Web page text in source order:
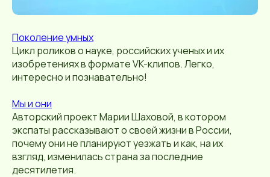
Поколение умных
Цикл роликов о науке, российских ученых и их
изобретениях в формате VK-клипов. Легко,
интересно и познавательно!
Мы и они
Авторский проект Марии Шаховой, в котором
экспаты рассказывают о своей жизни в России,
почему они не планируют уезжать и как, на их
взгляд, изменилась страна за последние
десятилетия.